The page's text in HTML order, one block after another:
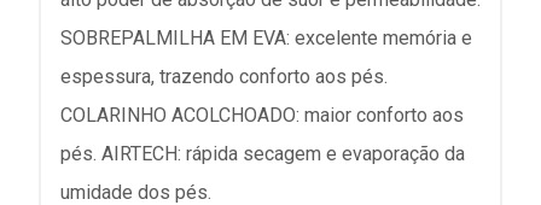
SOBREPALMILHA EM EVA: excelente memória e
espessura, trazendo conforto aos pés.
COLARINHO ACOLCHOADO: maior conforto aos
pés. AIRTECH: rápida secagem e evaporação da
umidade dos pés.